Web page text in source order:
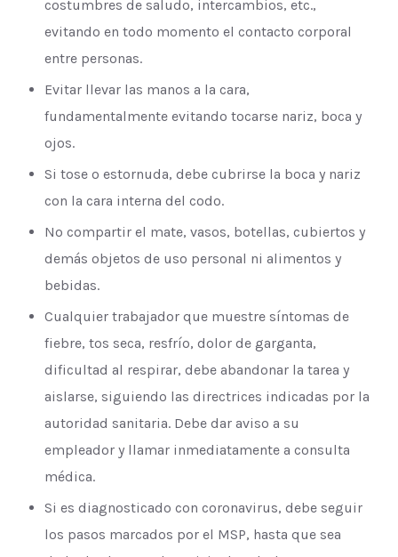
costumbres de saludo, intercambios, etc.,
evitando en todo momento el contacto corporal
entre personas.
Evitar llevar las manos a la cara,
fundamentalmente evitando tocarse nariz, boca y
ojos.
Si tose o estornuda, debe cubrirse la boca y nariz
con la cara interna del codo.
No compartir el mate, vasos, botellas, cubiertos y
demás objetos de uso personal ni alimentos y
bebidas.
Cualquier trabajador que muestre síntomas de
fiebre, tos seca, resfrío, dolor de garganta,
dificultad al respirar, debe abandonar la tarea y
aislarse, siguiendo las directrices indicadas por la
autoridad sanitaria. Debe dar aviso a su
empleador y llamar inmediatamente a consulta
médica.
Si es diagnosticado con coronavirus, debe seguir
los pasos marcados por el MSP, hasta que sea